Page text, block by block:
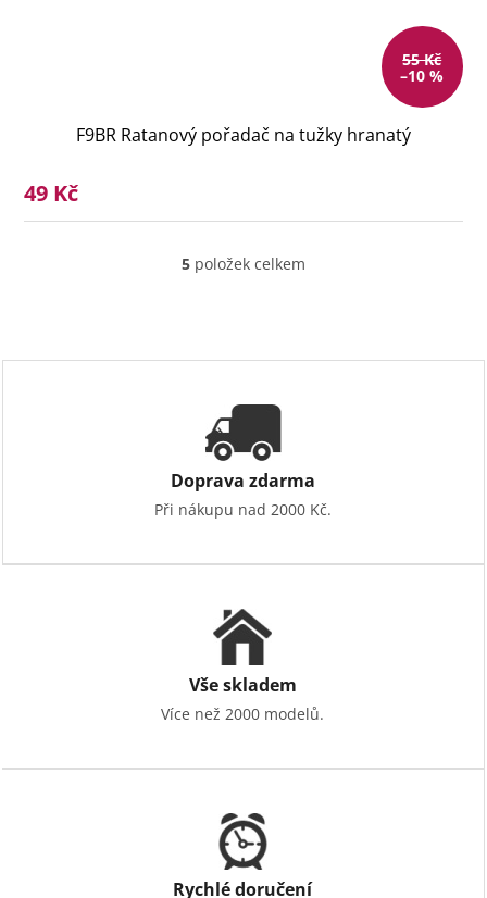
55 Kč
–10 %
F9BR Ratanový pořadač na tužky hranatý
49 Kč
O
d
r
v
y
ý
s
u
5položek celkem
Doprava zdarma
Při nákupu nad 2000 Kč.
Vše skladem
Více než 2000 modelů.
Rychlé doručení